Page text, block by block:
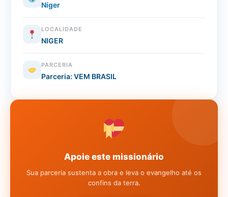
Níger
LOCALIDADE
NIGER
PARCERIA
Parceria: VEM BRASIL
Apoie este missionário
Sua parceria sustenta a obra e leva o evangelho até os
confins da terra.